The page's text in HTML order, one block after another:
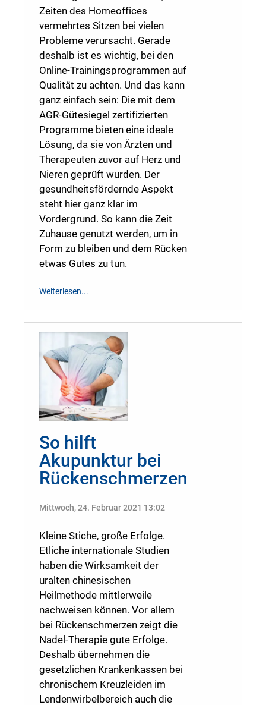
Zeiten des Homeoffices
vermehrtes Sitzen bei vielen
Probleme verursacht. Gerade
deshalb ist es wichtig, bei den
Online-Trainingsprogrammen auf
Qualität zu achten. Und das kann
ganz einfach sein: Die mit dem
AGR-Gütesiegel zertifizierten
Programme bieten eine ideale
Lösung, da sie von Ärzten und
Therapeuten zuvor auf Herz und
Nieren geprüft wurden. Der
gesundheitsfördernde Aspekt
steht hier ganz klar im
Vordergrund. So kann die Zeit
Zuhause genutzt werden, um in
Form zu bleiben und dem Rücken
etwas Gutes zu tun.
Weiterlesen...
So hilft
Akupunktur bei
Rückenschmerzen
Mittwoch, 24. Februar 2021 13:02
Kleine Stiche, große Erfolge.
Etliche internationale Studien
haben die Wirksamkeit der
uralten chinesischen
Heilmethode mittlerweile
nachweisen können. Vor allem
bei Rückenschmerzen zeigt die
Nadel-Therapie gute Erfolge.
Deshalb übernehmen die
gesetzlichen Krankenkassen bei
chronischem Kreuzleiden im
Lendenwirbelbereich auch die